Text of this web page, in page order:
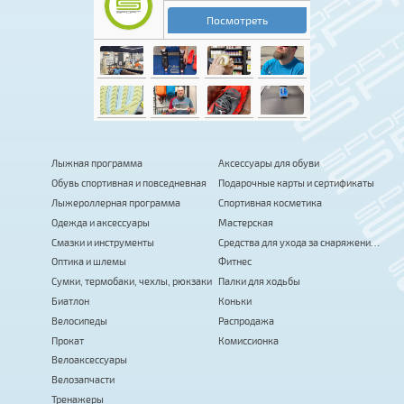
Лыжная программа
Обувь спортивная и повседневная
Лыжероллерная программа
Одежда и аксессуары
Смазки и инструменты
Оптика и шлемы
Сумки, термобаки, чехлы, рюкзаки
Биатлон
Велосипеды
Прокат
Велоаксессуары
Велозапчасти
Тренажеры
Аксессуары для обуви
Подарочные карты и сертификаты
Спортивная косметика
Мастерская
Средства для ухода за снаряжением
Фитнес
Палки для ходьбы
Коньки
Распродажа
Комиссионка